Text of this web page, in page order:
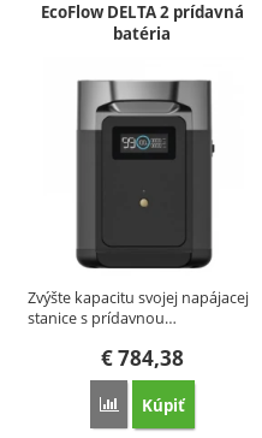
EcoFlow DELTA 2 prídavná
batéria
Zvýšte kapacitu svojej napájacej
stanice s prídavnou…
€784,38
Porovnať
Kúpiť